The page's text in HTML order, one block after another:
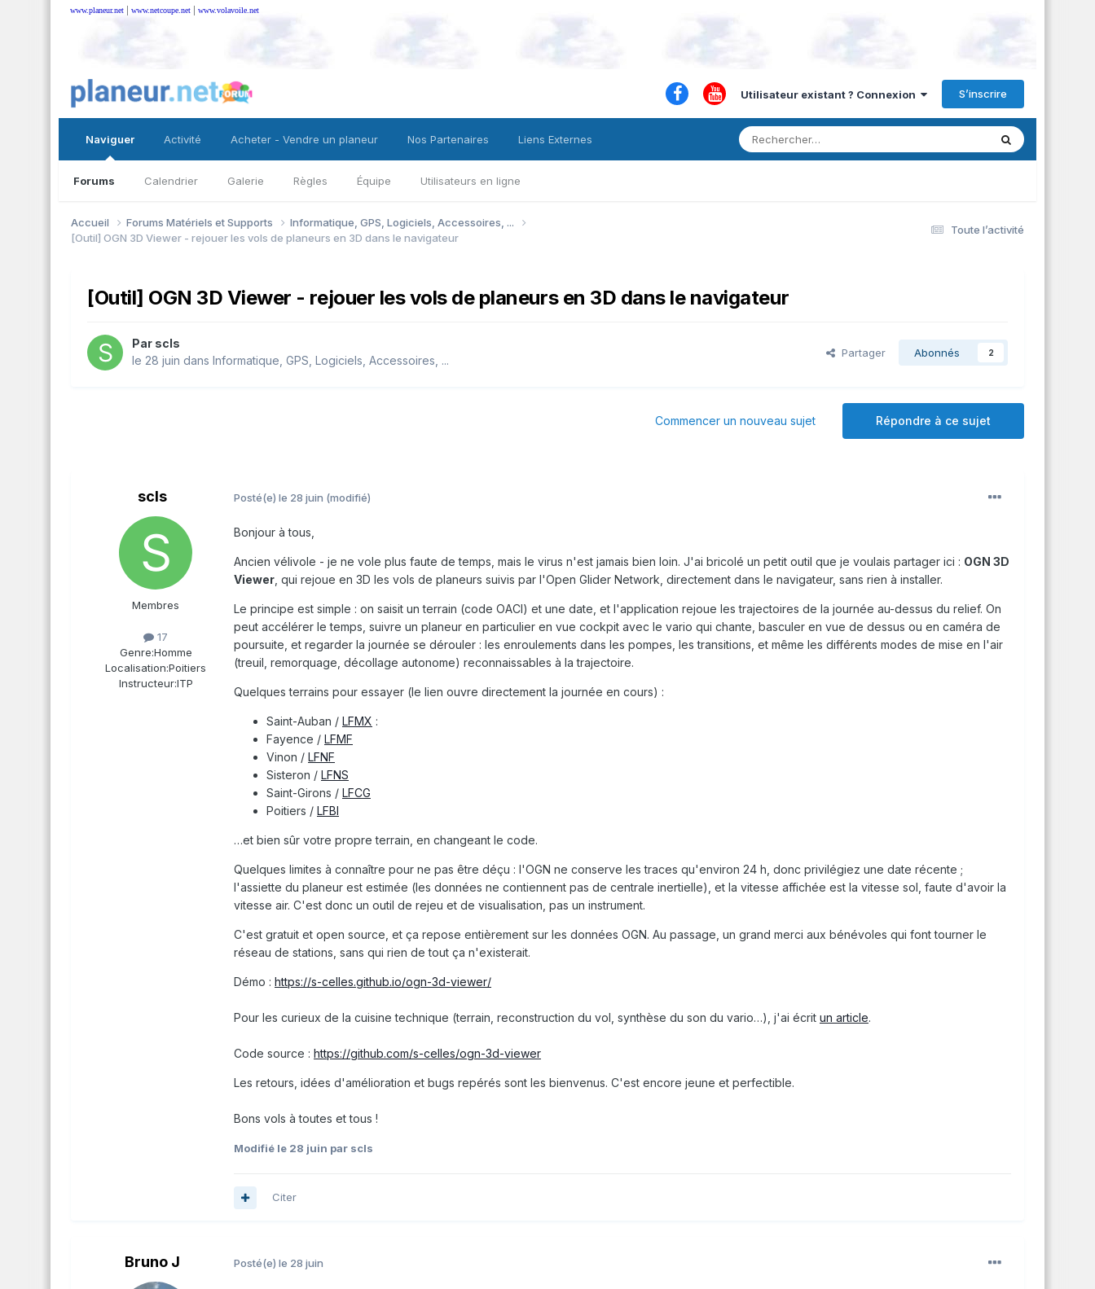
www.planeur.net | www.netcoupe.net | www.volavoile.net
Utilisateur existant ? Connexion S’inscrire
Naviguer
Forums Calendrier Galerie Règles Équipe Utilisateurs en ligne
Activité Acheter - Vendre un planeur Nos Partenaires Liens Externes
Toute l’activité
Accueil Forums Matériels et Supports
Informatique, GPS, Logiciels, Accessoires, ...
[Outil] OGN 3D Viewer - rejouer les vols de planeurs en 3D dans le navigateur
[Outil] OGN 3D Viewer - rejouer les vols de planeurs en 3D dans le navigateur
Par scls
le 28 juin dans Informatique, GPS, Logiciels, Accessoires, ...
Partager Abonnés 2
Répondre à ce sujet
Commencer un nouveau sujet
scls
Membres
17
Genre:Homme
Localisation:Poitiers
Instructeur:ITP
Posté(e) le 28 juin (modifié)
Bonjour à tous,
Ancien vélivole - je ne vole plus faute de temps, mais le virus n'est jamais bien loin. J'ai bricolé un petit outil que je voulais partager ici : OGN 3D
Viewer , qui rejoue en 3D les vols de planeurs suivis par l'Open Glider Network, directement dans le navigateur, sans rien à installer.
Le principe est simple : on saisit un terrain (code OACI) et une date, et l'application rejoue les trajectoires de la journée au-dessus du relief. On
peut accélérer le temps, suivre un planeur en particulier en vue cockpit avec le vario qui chante, basculer en vue de dessus ou en caméra de
poursuite, et regarder la journée se dérouler : les enroulements dans les pompes, les transitions, et même les différents modes de mise en l'air
(treuil, remorquage, décollage autonome) reconnaissables à la trajectoire.
Quelques terrains pour essayer (le lien ouvre directement la journée en cours) :
Saint-Auban / LFMX :
Fayence / LFMF
Vinon / LFNF
Sisteron / LFNS
Saint-Girons / LFCG
Poitiers / LFBI
…et bien sûr votre propre terrain, en changeant le code.
Quelques limites à connaître pour ne pas être déçu : l'OGN ne conserve les traces qu'environ 24 h, donc privilégiez une date récente ;
l'assiette du planeur est estimée (les données ne contiennent pas de centrale inertielle), et la vitesse affichée est la vitesse sol, faute d'avoir la
vitesse air. C'est donc un outil de rejeu et de visualisation, pas un instrument.
C'est gratuit et open source, et ça repose entièrement sur les données OGN. Au passage, un grand merci aux bénévoles qui font tourner le
réseau de stations, sans qui rien de tout ça n'existerait.
Démo : https://s-celles.github.io/ogn-3d-viewer/
Pour les curieux de la cuisine technique (terrain, reconstruction du vol, synthèse du son du vario…), j'ai écrit un article.
Code source : https://github.com/s-celles/ogn-3d-viewer
Les retours, idées d'amélioration et bugs repérés sont les bienvenus. C'est encore jeune et perfectible.
Bons vols à toutes et tous !
Modifié le 28 juin par scls
Citer
Bruno J Posté(e) le 28 juin